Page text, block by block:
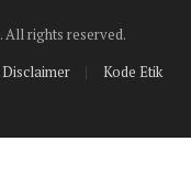
. All rights reserved.
Disclaimer Kode Etik